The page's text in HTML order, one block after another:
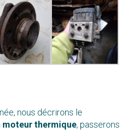
nous décrirons le
moteur thermique, passerons